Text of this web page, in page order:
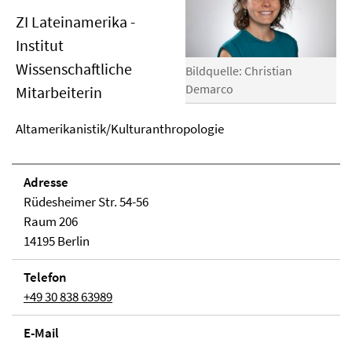
Bildquelle: Christian
Demarco
ZI Lateinamerika -
Institut
Wissenschaftliche
Mitarbeiterin
Altamerikanistik/Kulturanthropologie
Adresse
Rüdesheimer Str. 54-56
Raum 206
14195 Berlin
Telefon
+49 30 838 63989
E-Mail